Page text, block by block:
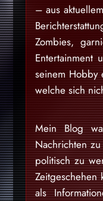
– aus
Zombies,
Entertainment
seinem Hobby
welche sich
Mein Blog
Nachrichten
politisch zu
als